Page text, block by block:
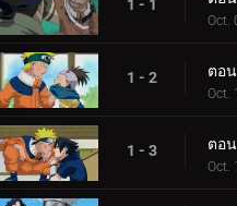
1 - 1
Oct.
1 - 2 ตอ
Oct.
1 - 3 ตอ
Oct.